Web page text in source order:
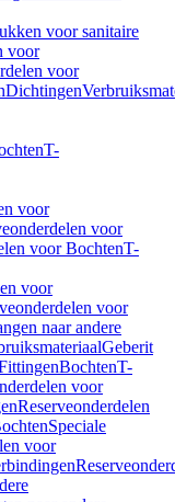
voor sanitaire
voor
voor
Dichtingen
T-
voor
voor
voor BochtenT-
voor
voor
naar andere
Geberit
BochtenT-
voor
Reserveonderdelen
Speciale
voor